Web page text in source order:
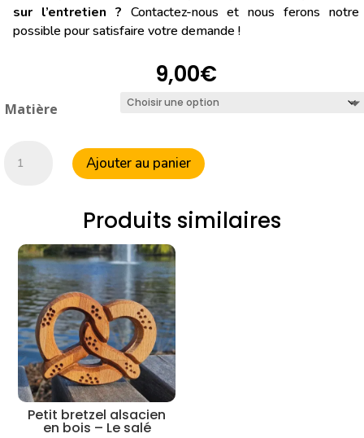
sur l’entretien ? Contactez-nous et nous ferons notre
possible pour satisfaire votre demande !
9,00€
Matière
quantité
de
verre
Rosace
de
Ajouter au panier
Produits similaires
Petit bretzel alsacien
en bois – Le salé